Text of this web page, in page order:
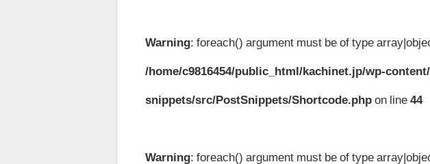
Warning: foreach() argument must be of type
/home/c9816454/public_html/kachinet.jp/wp-
snippets/src/PostSnippets/Shortcode.php on line44
Warning: foreach() argument must be of type